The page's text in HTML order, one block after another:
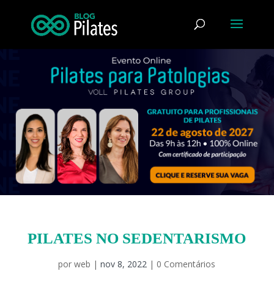
PILATES NO SEDENTARISMO
porweb |nov 8, 2022 | 0 Comentários